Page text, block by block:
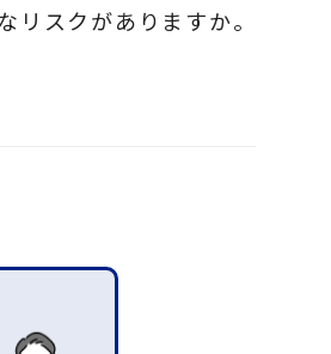
スクがありますか。